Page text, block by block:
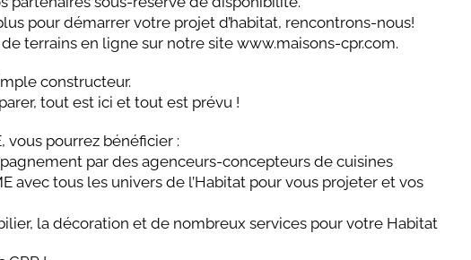
pour démarrer votre projet d’habitat, rencontrons-nous!
terrains en ligne sur notre site www.maisons-cpr.com.
constructeur.
tout est ici et tout est prévu !
vous pourrez bénéficier :
par des agenceurs-concepteurs de cuisines
avec tous les univers de l’Habitat pour vous projeter et vos
la décoration et de nombreux services pour votre Habitat